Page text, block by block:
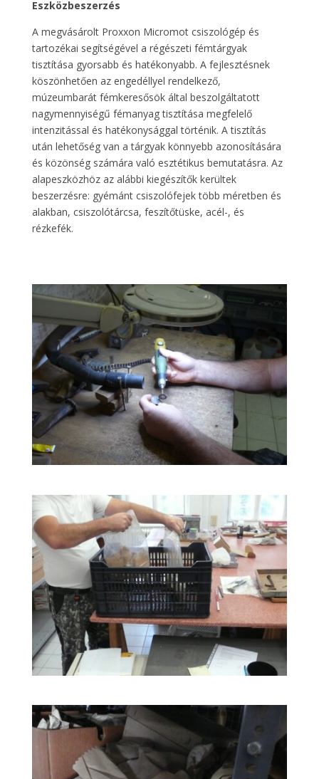
Eszközbeszerzés
A megvásárolt Proxxon Micromot csiszológép és
tartozékai segítségével a régészeti fémtárgyak
tisztítása gyorsabb és hatékonyabb. A fejlesztésnek
köszönhetően az engedéllyel rendelkező,
múzeumbarát fémkeresősök által beszolgáltatott
nagymennyiségű fémanyag tisztítása megfelelő
intenzitással és hatékonysággal történik. A tisztítás
után lehetőség van a tárgyak könnyebb azonosítására
és közönség számára való esztétikus bemutatásra. Az
alapeszközhöz az alábbi kiegészítők kerültek
beszerzésre: gyémánt csiszolófejek több méretben és
alakban, csiszolótárcsa, feszítőtüske, acél-, és
rézkefék.